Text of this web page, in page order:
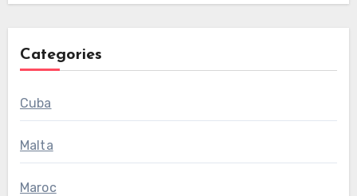
Categories
Cuba
Malta
Maroc